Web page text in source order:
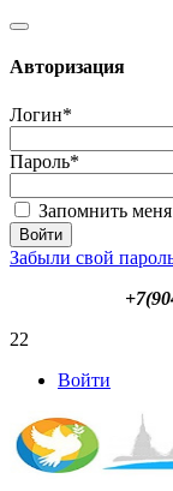
Авторизация
Логин*
Пароль*
Запомнить меня
Забыли свой
22
Войти